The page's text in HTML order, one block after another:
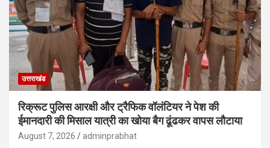
उत्तराखंड
रिक्रूट पुलिस आरक्षी और ट्रैफिक वॉलंटियर ने पेश की
ईमानदारी की मिसाल यात्री का खोया बैग ढूंढकर वापस लौटाया
August 7, 2026 adminprabhat